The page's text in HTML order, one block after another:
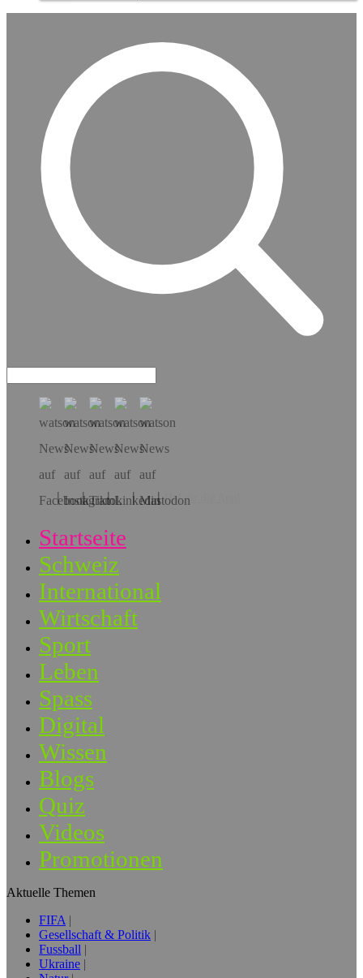
Hol dir die App!
Startseite
Schweiz
International
Wirtschaft
Sport
Leben
Spass
Digital
Wissen
Blogs
Quiz
Videos
Promotionen
Aktuelle Themen
FIFA
Gesellschaft & Politik
Fussball
Ukraine